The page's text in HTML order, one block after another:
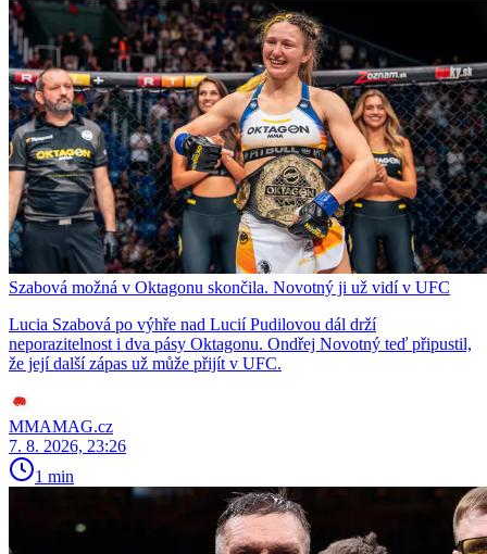
Szabová možná v Oktagonu skončila. Novotný ji už vidí v UFC
Lucia Szabová po výhře nad Lucií Pudilovou dál drží
neporazitelnost i dva pásy Oktagonu. Ondřej Novotný teď připustil,
že její další zápas už může přijít v UFC.
MMAMAG.cz
7. 8. 2026, 23:26
1 min